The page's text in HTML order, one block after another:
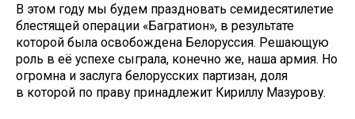
В этом году мы будем праздновать семидесятилетие
блестящей операции «Багратион», в результате
которой была освобождена Белоруссия. Решающую
роль в её успехе сыграла, конечно же, наша армия. Но
огромна и заслуга белорусских партизан, доля
в которой по праву принадлежит Кириллу Мазурову.